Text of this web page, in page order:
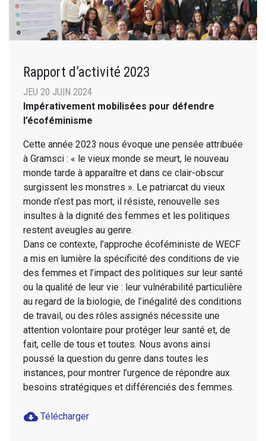
Rapport d’activité 2023
JEU 20 JUIN 2024
Impérativement mobilisées pour défendre
l’écoféminisme
Cette année 2023 nous évoque une pensée attribuée
à Gramsci : « le vieux monde se meurt, le nouveau
monde tarde à apparaître et dans ce clair-obscur
surgissent les monstres ». Le patriarcat du vieux
monde n’est pas mort, il résiste, renouvelle ses
insultes à la dignité des femmes et les politiques
restent aveugles au genre.
Dans ce contexte, l’approche écoféministe de WECF
a mis en lumière la spécificité des conditions de vie
des femmes et l’impact des politiques sur leur santé
ou la qualité de leur vie : leur vulnérabilité particulière
au regard de la biologie, de l’inégalité des conditions
de travail, ou des rôles assignés nécessite une
attention volontaire pour protéger leur santé et, de
fait, celle de tous et toutes. Nous avons ainsi
poussé la question du genre dans toutes les
instances, pour montrer l’urgence de répondre aux
besoins stratégiques et différenciés des femmes.
cloud_download Télécharger